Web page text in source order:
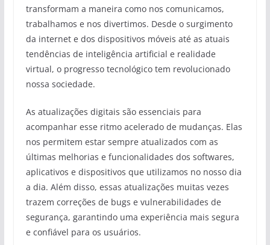
transformam a maneira como nos comunicamos,
trabalhamos e nos divertimos. Desde o surgimento
da internet e dos dispositivos móveis até as atuais
tendências de inteligência artificial e realidade
virtual, o progresso tecnológico tem revolucionado
nossa sociedade.
As atualizações digitais são essenciais para
acompanhar esse ritmo acelerado de mudanças. Elas
nos permitem estar sempre atualizados com as
últimas melhorias e funcionalidades dos softwares,
aplicativos e dispositivos que utilizamos no nosso dia
a dia. Além disso, essas atualizações muitas vezes
trazem correções de bugs e vulnerabilidades de
segurança, garantindo uma experiência mais segura
e confiável para os usuários.